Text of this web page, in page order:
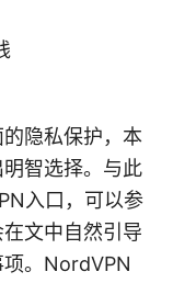
隐私保护，本
智选择。与此
入口，可以参
文中自然引导
。NordVPN